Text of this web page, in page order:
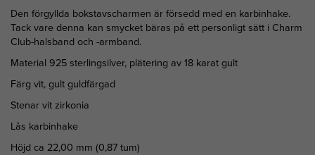
Den förgyllda bokstavscharmen är försedd med en karbinhake.
Tack vare denna kan smycket bäras på ett personligt sätt i Charm
Club-halsband och -armband.
Material 925 sterlingsilver, plätering av 18 karat gult
Färg vit, gult guldfärgad
Stenar vit zirkonia
Lås karbinhake
Höjd ca 22,00 mm (0,87 tum)